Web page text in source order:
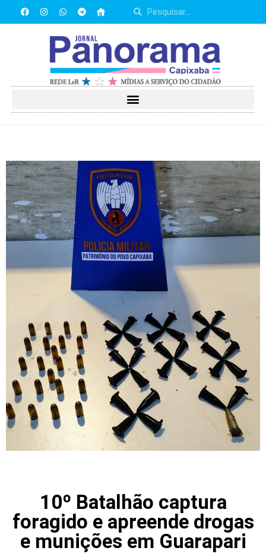
10º Batalhão captura
foragido e apreende drogas
e munições em Guarapari